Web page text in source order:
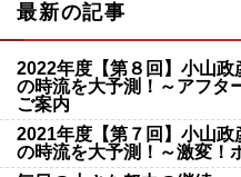
最新の記事
2022年度【第８回】小山
の時流を大予測！～アフタ
ご案内
2021年度【第７回】小山
の時流を大予測！～激変！